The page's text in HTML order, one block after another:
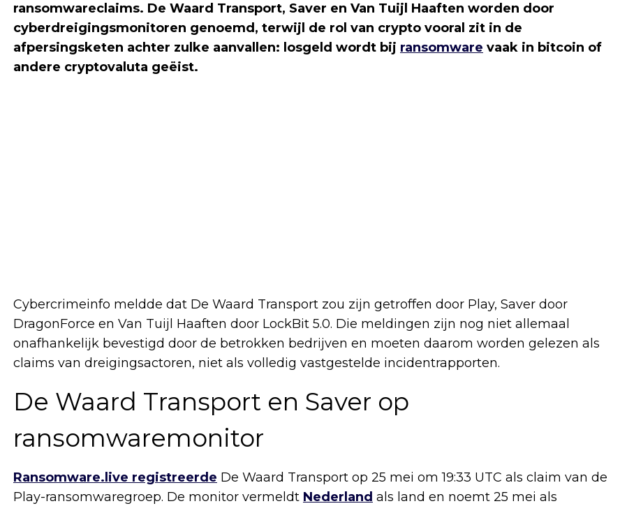
ransomwareclaims. De Waard Transport, Saver en Van Tuijl Haaften worden door
cyberdreigingsmonitoren genoemd, terwijl de rol van crypto vooral zit in de
afpersingsketen achter zulke aanvallen: losgeld wordt bij ransomware vaak in bitcoin of
andere cryptovaluta geëist.
Cybercrimeinfo meldde dat De Waard Transport zou zijn getroffen door Play, Saver door
DragonForce en Van Tuijl Haaften door LockBit 5.0. Die meldingen zijn nog niet allemaal
onafhankelijk bevestigd door de betrokken bedrijven en moeten daarom worden gelezen als
claims van dreigingsactoren, niet als volledig vastgestelde incidentrapporten.
De Waard Transport en Saver op
ransomwaremonitor
Ransomware.live registreerde De Waard Transport op 25 mei om 19:33 UTC als claim van de
Play-ransomwaregroep. De monitor vermeldt Nederland als land en noemt 25 mei als